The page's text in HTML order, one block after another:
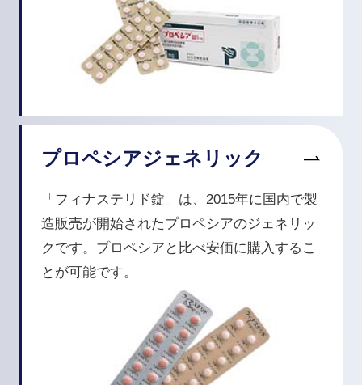
プロペシアジェネリック
「フィナステリド錠」は、2015年に国内で製
造販売が開始されたプロペシアのジェネリッ
クです。プロペシアと比べ安価に購入するこ
とが可能です。